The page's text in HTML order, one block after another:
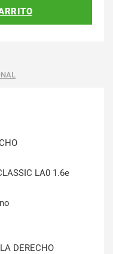
LA0 1.6e
DERECHO